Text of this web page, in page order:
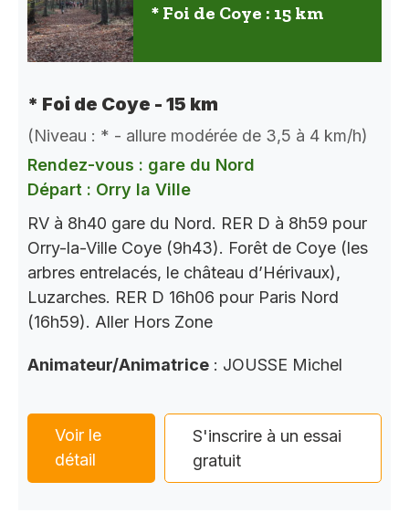
* Foi de Coye : 15 km
* Foi de Coye - 15 km
(Niveau : * - allure modérée de 3,5 à 4 km/h)
Rendez-vous : gare du Nord
Départ : Orry la Ville
RV à 8h40 gare du Nord. RER D à 8h59 pour
Orry-la-Ville Coye (9h43). Forêt de Coye (les
arbres entrelacés, le château d’Hérivaux),
Luzarches. RER D 16h06 pour Paris Nord
(16h59). Aller Hors Zone
Animateur/Animatrice : JOUSSE Michel
Voir le
détail
S'inscrire à un essai
gratuit